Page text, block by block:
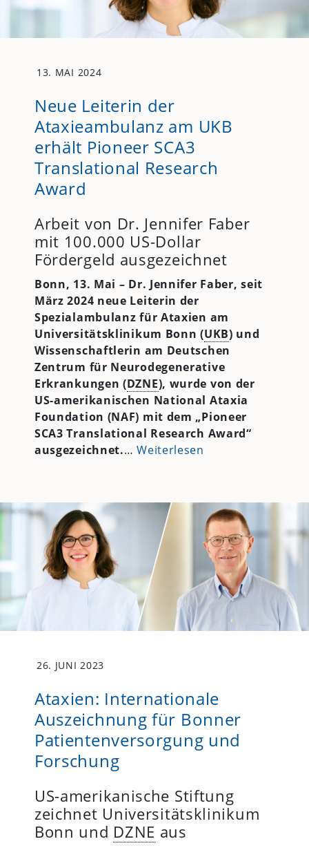
13. MAI 2024
Neue Leiterin der
Ataxieambulanz am UKB
erhält Pioneer SCA3
Translational Research
Award
Arbeit von Dr. Jennifer Faber
mit 100.000 US-Dollar
Fördergeld ausgezeichnet
Bonn, 13. Mai – Dr. Jennifer Faber, seit
März 2024 neue Leiterin der
Spezialambulanz für Ataxien am
Universitätsklinikum Bonn (UKB) und
Wissenschaftlerin am Deutschen
Zentrum für Neurodegenerative
Erkrankungen (DZNE), wurde von der
US-amerikanischen National Ataxia
Foundation (NAF) mit dem „Pioneer
SCA3 Translational Research Award“
ausgezeichnet.…Weiterlesen
26. JUNI 2023
Ataxien: Internationale
Auszeichnung für Bonner
Patientenversorgung und
Forschung
US-amerikanische Stiftung
zeichnet Universitätsklinikum
Bonn und DZNE aus